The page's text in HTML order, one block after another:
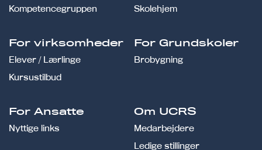
Kompetencegruppen
Skolehjem
For virksomheder
Elever / Lærlinge
Kursustilbud
For Grundskoler
Brobygning
For Ansatte
Nyttige links
Om UCRS
Medarbejdere
Ledige stillinger